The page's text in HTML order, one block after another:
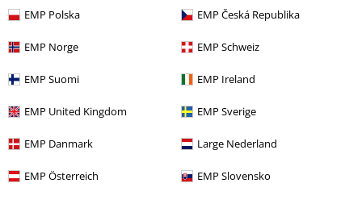
EMP Polska EMP Česká Republika
EMP Norge EMP Schweiz
EMP Suomi EMP Ireland
EMP United Kingdom EMP Sverige
EMP Danmark Large Nederland
EMP Österreich EMP Slovensko
Grote maten
Adviesprijs
Vanaf€ 23,99
shirt
Adviesprijs
Vanaf€ 23,99